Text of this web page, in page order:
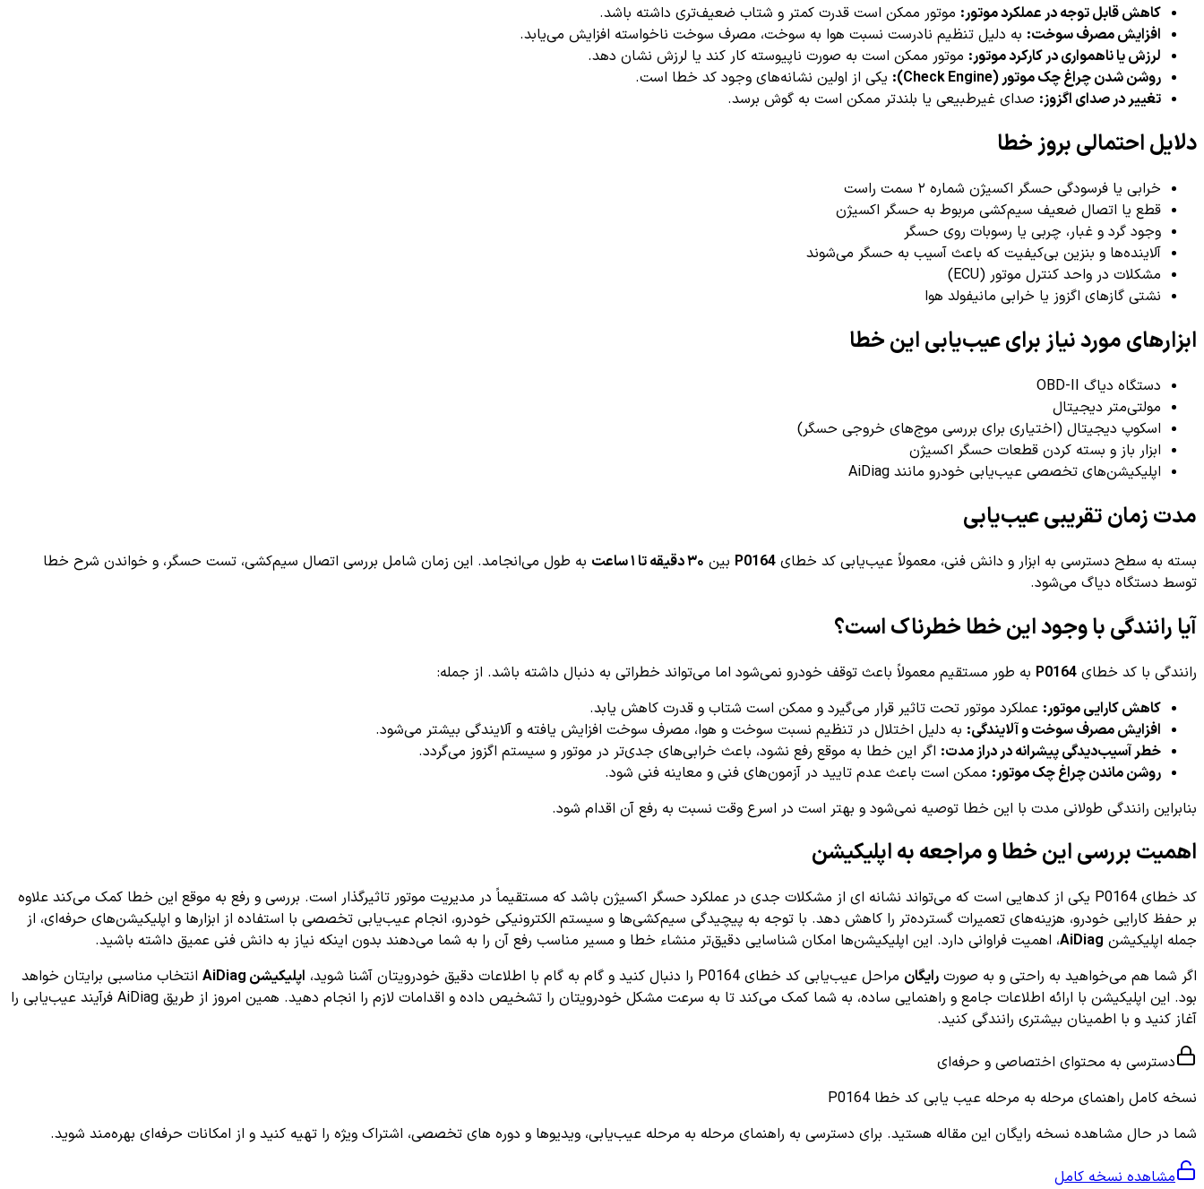
کاهش قابل توجه در عملکرد موتور: موتور ممکن است قدرت کمتر و شتاب ضعیف‌تری داشته باشد.
افزایش مصرف سوخت: به دلیل تنظیم نادرست نسبت هوا به سوخت، مصرف سوخت ناخواسته افزایش می‌یابد.
لرزش یا ناهمواری در کارکرد موتور: موتور ممکن است به صورت ناپیوسته کار کند یا لرزش نشان دهد.
روشن شدن چراغ چک موتور (Check Engine):
یکی از اولین نشانه‌های وجود کد خطا است.
تغییر در صدای اگزوز: صدای غیرطبیعی یا بلندتر ممکن است به گوش برسد.
دلایل احتمالی بروز خطا
خرابی یا فرسودگی حسگر اکسیژن شماره ۲ سمت راست
قطع یا اتصال ضعیف سیم‌کشی مربوط به حسگر اکسیژن
وجود گرد و غبار، چربی یا رسوبات روی حسگر
آلاینده‌ها و بنزین بی‌کیفیت که باعث آسیب به حسگر می‌شوند
مشکلات در واحد کنترل موتور (ECU)
نشتی گازهای اگزوز یا خرابی مانیفولد هوا
ابزارهای مورد نیاز برای عیب‌یابی این خطا
دستگاه دیاگ OBD-II
مولتی‌متر دیجیتال
اسکوپ دیجیتال (اختیاری برای بررسی موج‌های خروجی حسگر)
ابزار باز و بسته کردن قطعات حسگر اکسیژن
اپلیکیشن‌های تخصصی عیب‌یابی خودرو مانند AiDiag
مدت زمان تقریبی عیب‌یابی
بسته به سطح دسترسی به ابزار و دانش فنی، معمولاً عیب‌یابی کد خطای P0164 بین ۳۰ دقیقه تا ۱ ساعت
به طول می‌انجامد. این زمان شامل بررسی اتصال سیم‌کشی، تست حسگر، و خواندن شرح خطا
توسط دستگاه دیاگ می‌شود.
آیا رانندگی با وجود این خطا خطرناک است؟
رانندگی با کد خطای P0164 به طور مستقیم معمولاً باعث توقف خودرو نمی‌شود اما می‌تواند خطراتی به دنبال داشته باشد. از جمله:
کاهش کارایی موتور: عملکرد موتور تحت تاثیر قرار می‌گیرد و ممکن است شتاب و قدرت کاهش یابد.
افزایش مصرف سوخت و آلایندگی: به دلیل اختلال در تنظیم نسبت سوخت و هوا، مصرف سوخت افزایش یافته و آلایندگی بیشتر می‌شود.
خطر آسیب‌دیدگی پیشرانه در دراز مدت: اگر این خطا به موقع رفع نشود، باعث خرابی‌های جدی‌تر در موتور و سیستم اگزوز می‌گردد.
روشن ماندن چراغ چک موتور: ممکن است باعث عدم تایید در آزمون‌های فنی و معاینه فنی شود.
بنابراین رانندگی طولانی مدت با این خطا توصیه نمی‌شود و بهتر است در اسرع وقت نسبت به رفع آن اقدام شود.
اهمیت بررسی این خطا و مراجعه به اپلیکیشن
کد خطای P0164 یکی از کدهایی است که می‌تواند نشانه ای از مشکلات جدی در عملکرد حسگر اکسیژن باشد که مستقیماً در مدیریت موتور تاثیرگذار است. بررسی و رفع به موقع این خطا کمک می‌کند علاوه
بر حفظ کارایی خودرو، هزینه‌های تعمیرات گسترده‌تر را کاهش دهد. با توجه به پیچیدگی سیم‌کشی‌ها و سیستم الکترونیکی خودرو، انجام عیب‌یابی تخصصی با استفاده از ابزارها و اپلیکیشن‌های حرفه‌ای، از
جمله اپلیکیشن AiDiag، اهمیت فراوانی دارد. این اپلیکیشن‌ها امکان شناسایی دقیق‌تر منشاء خطا و مسیر مناسب رفع آن را به شما می‌دهند بدون اینکه نیاز به دانش فنی عمیق داشته باشید.
اگر شما هم می‌خواهید به راحتی و به صورت رایگان مراحل عیب‌یابی کد خطای P0164 را دنبال کنید و گام به گام با اطلاعات دقیق خودرویتان آشنا شوید، اپلیکیشن AiDiag
انتخاب مناسبی برایتان خواهد
بود. این اپلیکیشن با ارائه اطلاعات جامع و راهنمایی ساده، به شما کمک می‌کند تا به سرعت مشکل خودرویتان را تشخیص داده و اقدامات لازم را انجام دهید. همین امروز از طریق AiDiag فرآیند عیب‌یابی را
آغاز کنید و با اطمینان بیشتری رانندگی کنید.
دسترسی به محتوای اختصاصی و حرفه‌ای
نسخه کامل راهنمای مرحله به مرحله عیب یابی کد خطا P0164
شما در حال مشاهده نسخه رایگان این مقاله هستید. برای دسترسی به راهنمای مرحله به مرحله عیب‌یابی، ویدیوها و دوره های تخصصی، اشتراک ویژه را تهیه کنید و از امکانات حرفه‌ای بهره‌مند شوید.
مشاهده نسخه کامل